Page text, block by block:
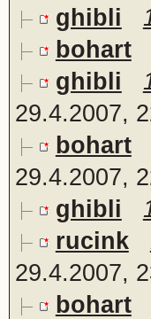
ghibli
bohart
ghibli
29.4.2007,
bohart
29.4.2007,
ghibli
rucink
29.4.2007,
bohart